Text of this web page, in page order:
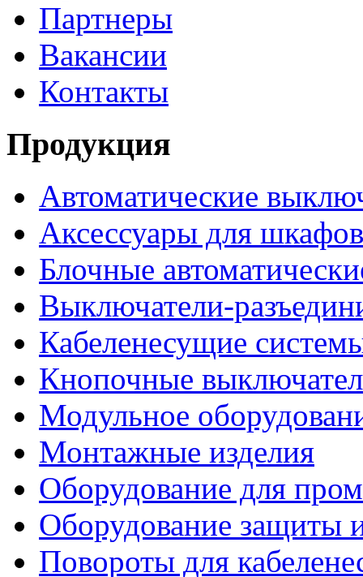
Партнеры
Вакансии
Контакты
Продукция
Автоматические
Аксессуары для
Блочные
Выключатели-
Кабеленесущие
Кнопочные
Модульное
Монтажные изделия
Оборудование для
Оборудование защиты
Повороты для